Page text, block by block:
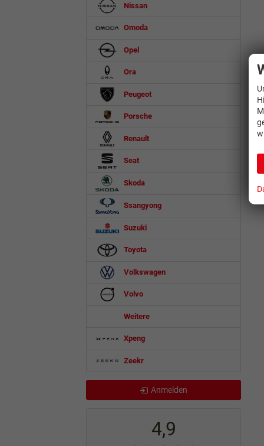
Nissan
Omoda
Opel
Ora
Peugeot
Porsche
Renault
Seat
Skoda
Ssangyong
Suzuki
Toyota
Volkswagen
Volvo
Weitere
Xpeng
Zeekr
Anmelden
4,9